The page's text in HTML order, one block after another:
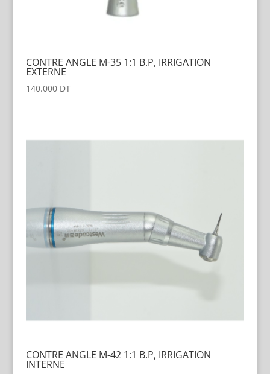
CONTRE ANGLE M-35 1:1 B.P, IRRIGATION
EXTERNE
140.000DT
CONTRE ANGLE M-42 1:1 B.P, IRRIGATION
INTERNE